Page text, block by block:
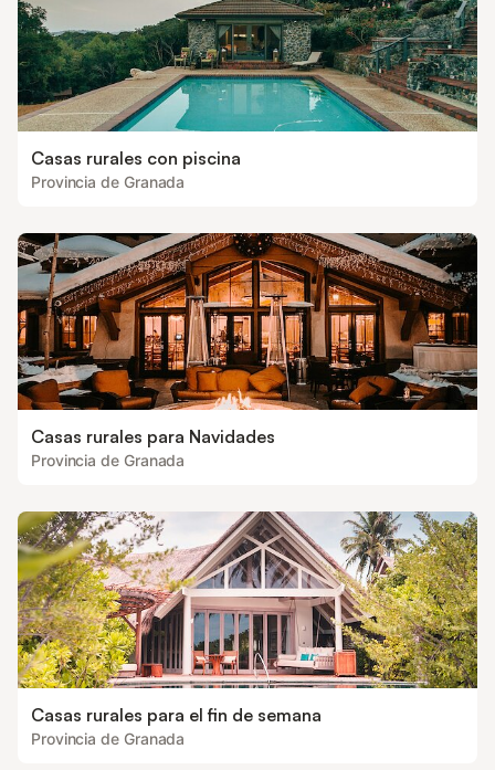
Casas rurales con piscina
Provincia de Granada
Casas rurales para Navidades
Provincia de Granada
Casas rurales para el fin de semana
Provincia de Granada